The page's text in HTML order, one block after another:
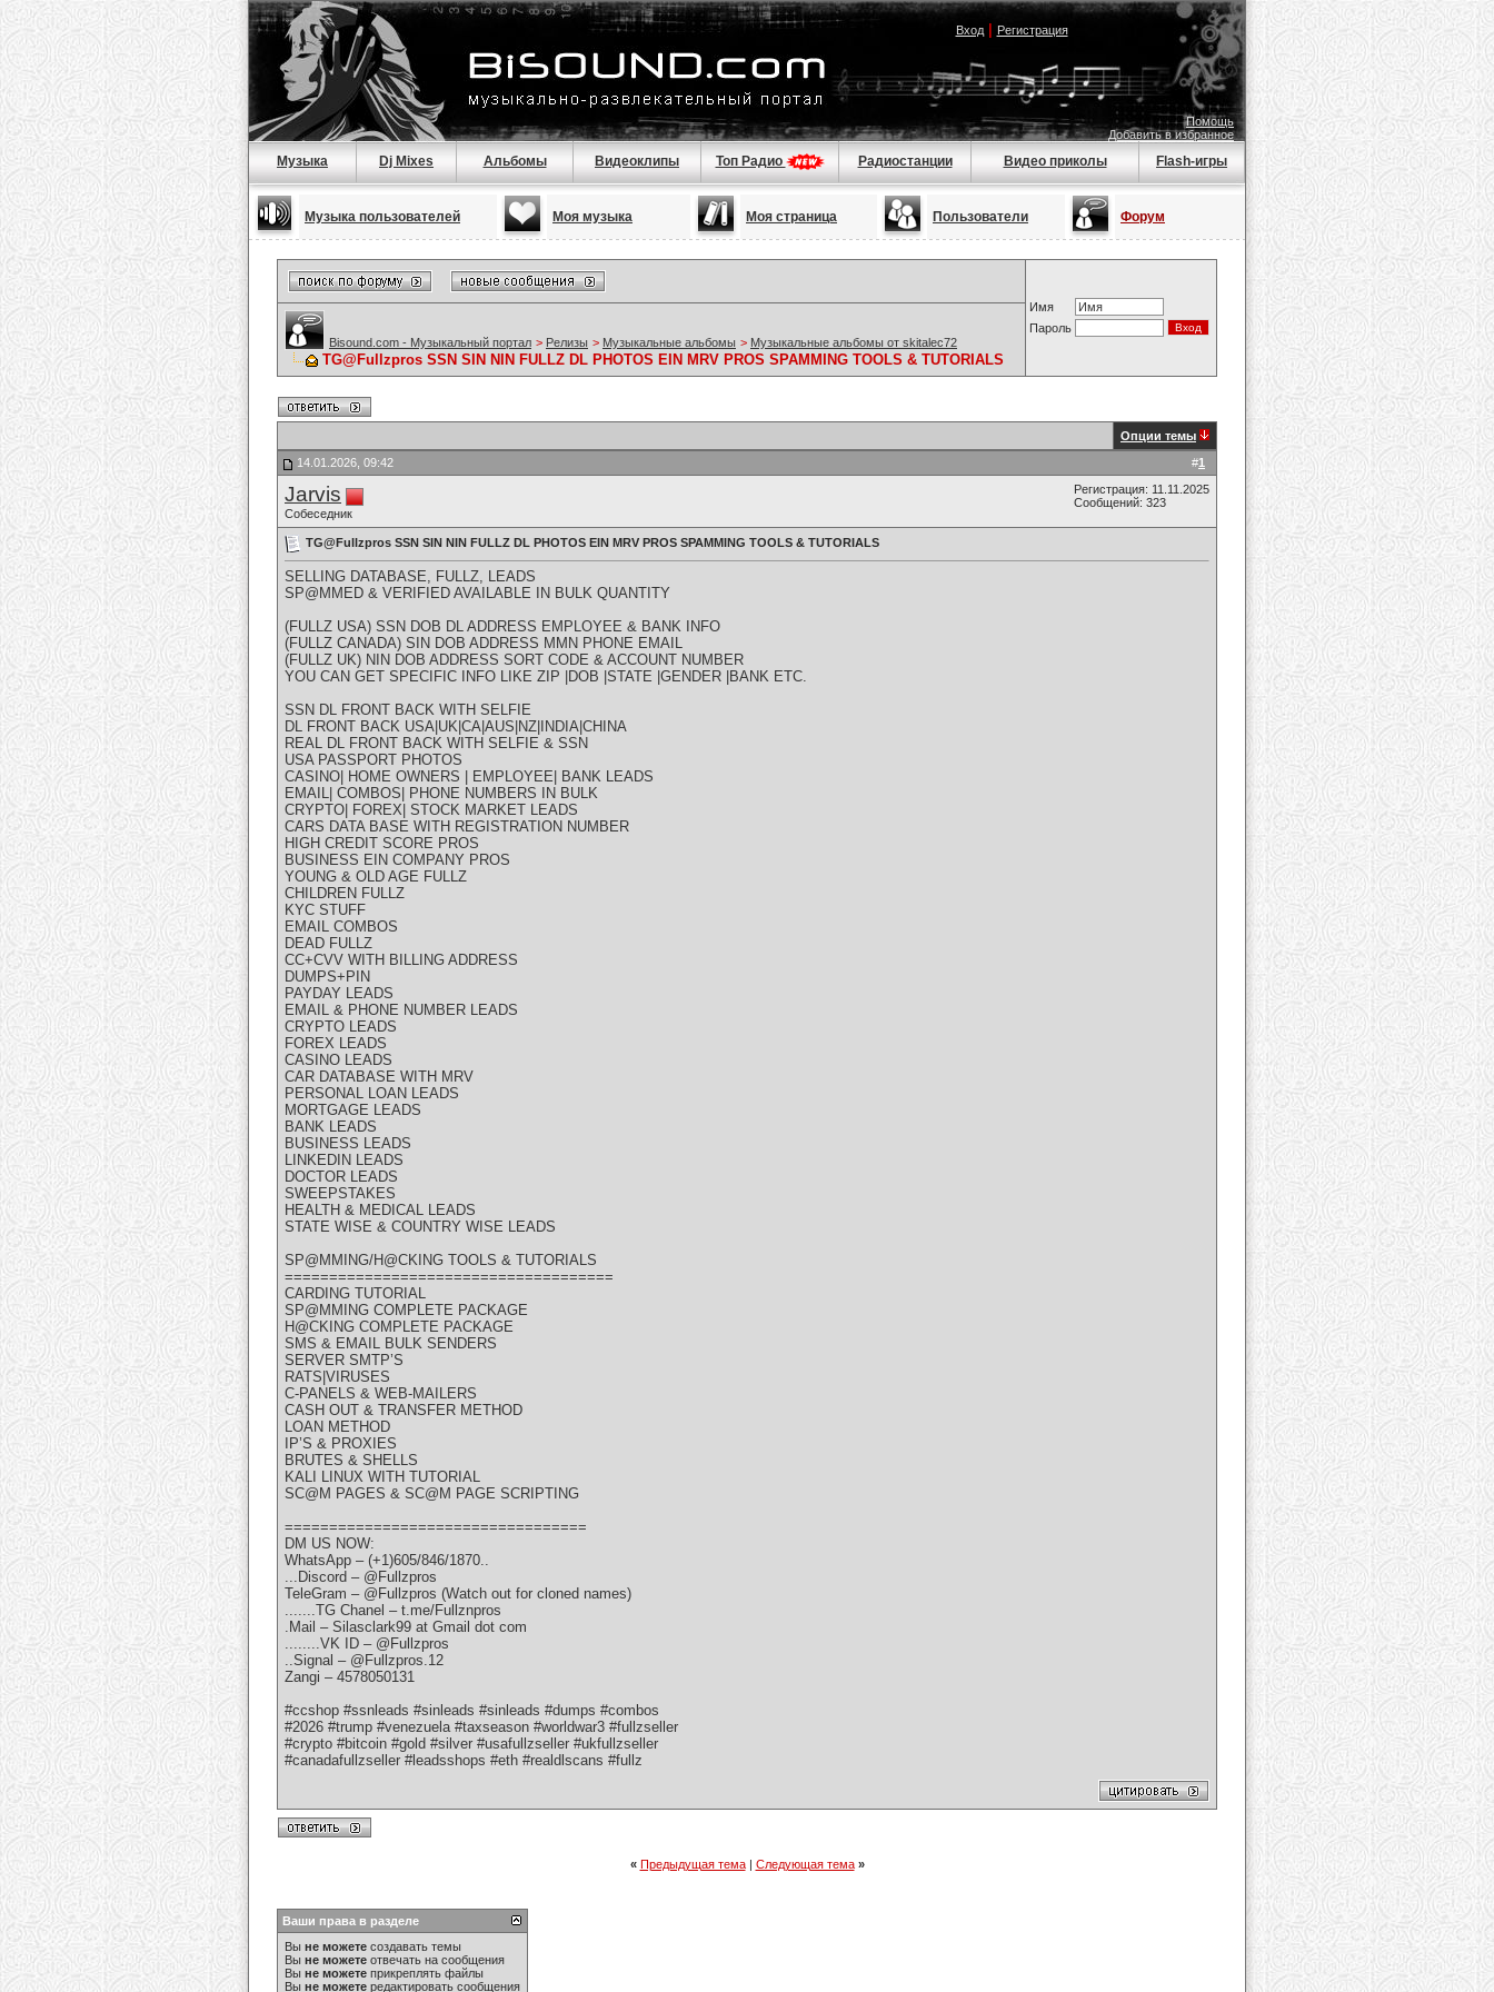
Вход| Регистрация
Помощь
Добавить в избранное
Музыка Dj Mixes Альбомы Видеоклипы Топ Радио Радиостанции Видео приколы Flash-игры
Музыка пользователей Моя музыка Моя страница Пользователи Форум
Имя
Пароль
Bisound.com - Музыкальный портал > Релизы > Музыкальные альбомы > Музыкальные альбомы от skitalec72
TG@Fullzpros SSN SIN NIN FULLZ DL PHOTOS EIN MRV PROS SPAMMING TOOLS & TUTORIALS
Опции темы
#1
14.01.2026, 09:42
Jarvis
Собеседник
Регистрация: 11.11.2025
Сообщений: 323
TG@Fullzpros SSN SIN NIN FULLZ DL PHOTOS EIN MRV PROS SPAMMING TOOLS & TUTORIALS
SELLING DATABASE, FULLZ, LEADS
SP@MMED & VERIFIED AVAILABLE IN BULK QUANTITY
(FULLZ USA) SSN DOB DL ADDRESS EMPLOYEE & BANK INFO
(FULLZ CANADA) SIN DOB ADDRESS MMN PHONE EMAIL
(FULLZ UK) NIN DOB ADDRESS SORT CODE & ACCOUNT NUMBER
YOU CAN GET SPECIFIC INFO LIKE ZIP |DOB |STATE |GENDER |BANK ETC.
SSN DL FRONT BACK WITH SELFIE
DL FRONT BACK USA|UK|CA|AUS|NZ|INDIA|CHINA
REAL DL FRONT BACK WITH SELFIE & SSN
USA PASSPORT PHOTOS
CASINO| HOME OWNERS | EMPLOYEE| BANK LEADS
EMAIL| COMBOS| PHONE NUMBERS IN BULK
CRYPTO| FOREX| STOCK MARKET LEADS
CARS DATA BASE WITH REGISTRATION NUMBER
HIGH CREDIT SCORE PROS
BUSINESS EIN COMPANY PROS
YOUNG & OLD AGE FULLZ
CHILDREN FULLZ
KYC STUFF
EMAIL COMBOS
DEAD FULLZ
CC+CVV WITH BILLING ADDRESS
DUMPS+PIN
PAYDAY LEADS
EMAIL & PHONE NUMBER LEADS
CRYPTO LEADS
FOREX LEADS
CASINO LEADS
CAR DATABASE WITH MRV
PERSONAL LOAN LEADS
MORTGAGE LEADS
BANK LEADS
BUSINESS LEADS
LINKEDIN LEADS
DOCTOR LEADS
SWEEPSTAKES
HEALTH & MEDICAL LEADS
STATE WISE & COUNTRY WISE LEADS
SP@MMING/H@CKING TOOLS & TUTORIALS
=====================================
CARDING TUTORIAL
SP@MMING COMPLETE PACKAGE
H@CKING COMPLETE PACKAGE
SMS & EMAIL BULK SENDERS
SERVER SMTP’S
RATS|VIRUSES
C-PANELS & WEB-MAILERS
CASH OUT & TRANSFER METHOD
LOAN METHOD
IP’S & PROXIES
BRUTES & SHELLS
KALI LINUX WITH TUTORIAL
SC@M PAGES & SC@M PAGE SCRIPTING
==================================
DM US NOW:
WhatsApp – (+1)605/846/1870..
...Discord – @Fullzpros
TeleGram – @Fullzpros (Watch out for cloned names)
.......TG Chanel – t.me/Fullznpros
.Mail – Silasclark99 at Gmail dot com
........VK ID – @Fullzpros
..Signal – @Fullzpros.12
Zangi – 4578050131
#ccshop #ssnleads #sinleads #sinleads #dumps #combos
#2026 #trump #venezuela #taxseason #worldwar3 #fullzseller
#crypto #bitcoin #gold #silver #usafullzseller #ukfullzseller
#canadafullzseller #leadsshops #eth #realdlscans #fullz
« Предыдущая тема| Следующая тема »
Ваши права в разделе
Вы не можете создавать темы
Вы не можете отвечать на сообщения
Вы не можете прикреплять файлы
Вы не можете редактировать сообщения